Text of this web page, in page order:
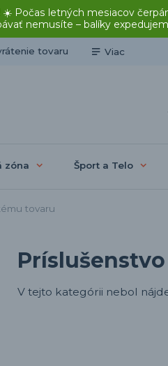
Počas letných mesiacov
nemusíte – balíky
tovaru Viac
zóna Šport a Telo
tovaru
V tejto kategórii nebol